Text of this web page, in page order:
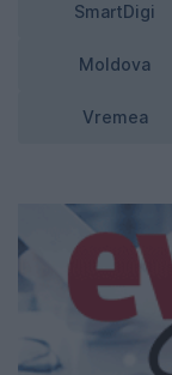
SmartDigi
Moldova
Vremea